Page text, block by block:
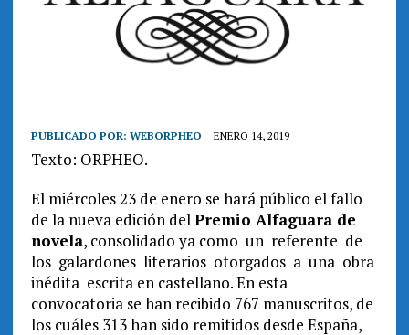
PUBLICADO POR: WEBORPHEO ENERO 14, 2019
Texto: ORPHEO.
El miércoles 23 de enero se hará público el fallo
de la nueva edición delPremio Alfaguara de
novela, consolidado ya como un referente de
los galardones literarios otorgados a una obra
inédita escrita en castellano. En esta
convocatoria se han recibido 767 manuscritos, de
los cuáles 313 han sido remitidos desde España,